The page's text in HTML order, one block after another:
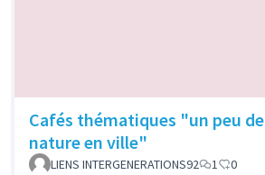
Cafés thématiques "un peu de
nature en ville"
LIENS INTERGENERATIONS92 1 0